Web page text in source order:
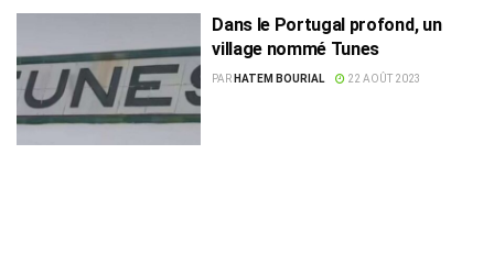
Dans le Portugal profond, un
village nommé Tunes
PAR HATEM BOURIAL 22 AOÛT 2023